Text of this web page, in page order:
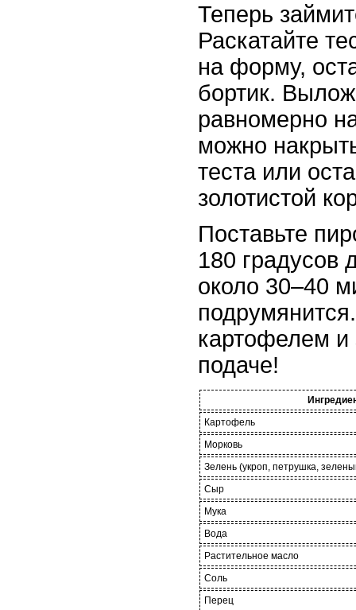
Теперь
Раскатайте
на форму,
бортик.
равномерно
можно
теста или
золотистой
Поставьте
180 градусов
около 30–40
картофелем и
подаче!
Картофель
Морковь
Зелень (укроп, петрушка,
Сыр
Мука
Вода
Растительное масло
Соль
Перец